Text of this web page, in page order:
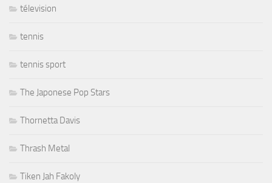
télevision
tennis
tennis sport
The Japonese Pop Stars
Thornetta Davis
Thrash Metal
Tiken Jah Fakoly